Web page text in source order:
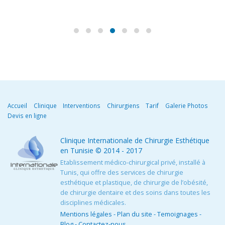
Accueil Clinique Interventions Chirurgiens Tarif
Galerie Photos
Devis en ligne
Clinique Internationale de Chirurgie Esthétique
en Tunisie © 2014 - 2017
Etablissement médico-chirurgical privé, installé à
Tunis, qui offre des services de chirurgie
esthétique et plastique, de chirurgie de l’obésité,
de chirurgie dentaire et des soins dans toutes les
disciplines médicales.
Mentions légales -Plan du site -Temoignages -